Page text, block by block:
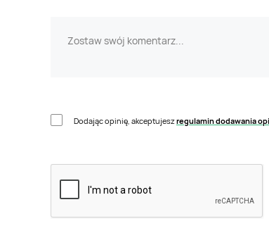
Dodając opinię, akceptujeszregulamin dodawania